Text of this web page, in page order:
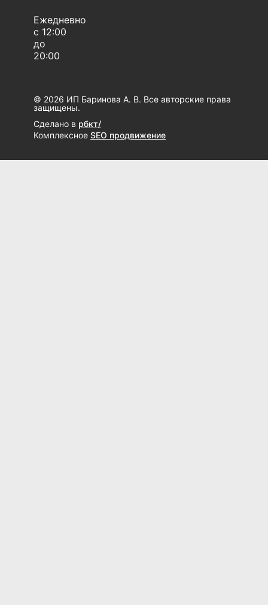
Ежедневно
с 12:00
до
20:00
© 2026 ИП Баринова А. В. Все авторские права
защищены.
Сделано в рбкт/
Комплексное SEO продвижение